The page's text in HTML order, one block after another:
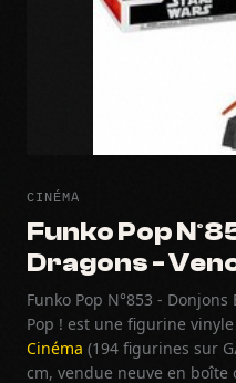
CINÉMA
Funko Pop
Dragons -
Funko Pop N°853 -
Pop ! est une figurine
Cinéma (194 figurines sur
cm, vendue neuve en boîte